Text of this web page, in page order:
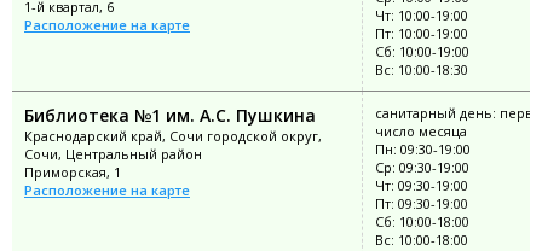
1-й квартал, 6
Расположение на карте
Чт: 10:00-19:00
Пт: 10:00-19:00
Сб: 10:00-19:00
Вс: 10:00-18:30
Библиотека №1 им. А.С. Пушкина
Краснодарский край, Сочи городской округ,
Сочи, Центральный район
Приморская, 1
Расположение на карте
санитарный день:
число месяца
Пн: 09:30-19:00
Ср: 09:30-19:00
Чт: 09:30-19:00
Пт: 09:30-19:00
Сб: 10:00-18:00
Вс: 10:00-18:00